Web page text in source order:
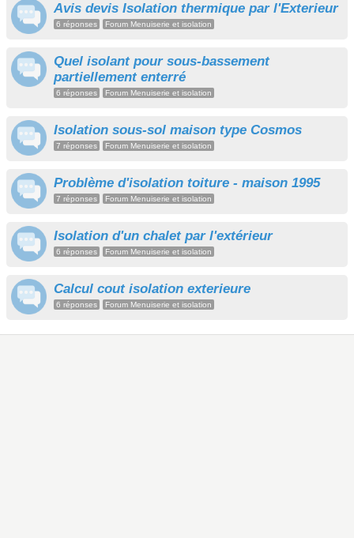
Avis devis Isolation thermique par l'Exterieur
6 réponses Forum Menuiserie et isolation
Quel isolant pour sous-bassement
partiellement enterré
6 réponses Forum Menuiserie et isolation
Isolation sous-sol maison type Cosmos
7 réponses Forum Menuiserie et isolation
Problème d'isolation toiture - maison 1995
7 réponses Forum Menuiserie et isolation
Isolation d'un chalet par l'extérieur
6 réponses Forum Menuiserie et isolation
Calcul cout isolation exterieure
6 réponses Forum Menuiserie et isolation